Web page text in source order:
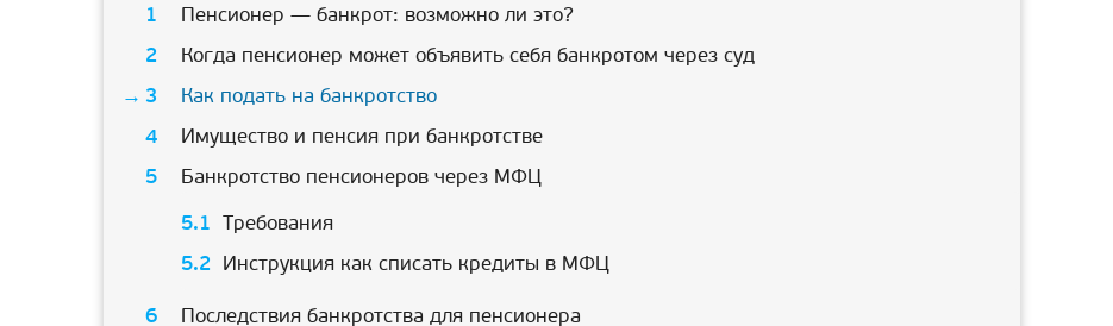
Пенсионер — банкрот: возможно ли это?
Когда пенсионер может объявить себя банкротом через суд
Как подать на банкротство
Имущество и пенсия при банкротстве
Банкротство пенсионеров через МФЦ
Требования
Инструкция как списать кредиты в МФЦ
Последствия банкротства для пенсионера